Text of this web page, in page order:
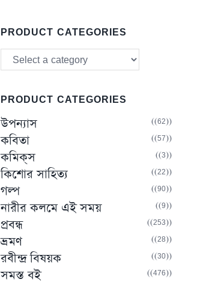
PRODUCT CATEGORIES
PRODUCT CATEGORIES
উপন্যাস (62)
কবিতা (57)
কমিক্‌স (3)
কিশোর সাহিত্য (22)
গল্প (90)
নারীর কলমে এই সময় (9)
প্রবন্ধ (253)
ভ্রমণ (28)
রবীন্দ্র বিষয়ক (30)
সমস্ত বই (476)